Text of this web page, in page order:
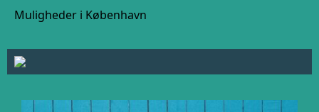
Muligheder i København